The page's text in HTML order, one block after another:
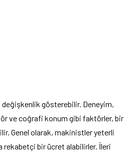
gösterebilir. Deneyim,
ve coğrafi konum gibi faktörler, bir
Genel olarak, makinistler yeterli
rekabetçi bir ücret alabilirler. İleri